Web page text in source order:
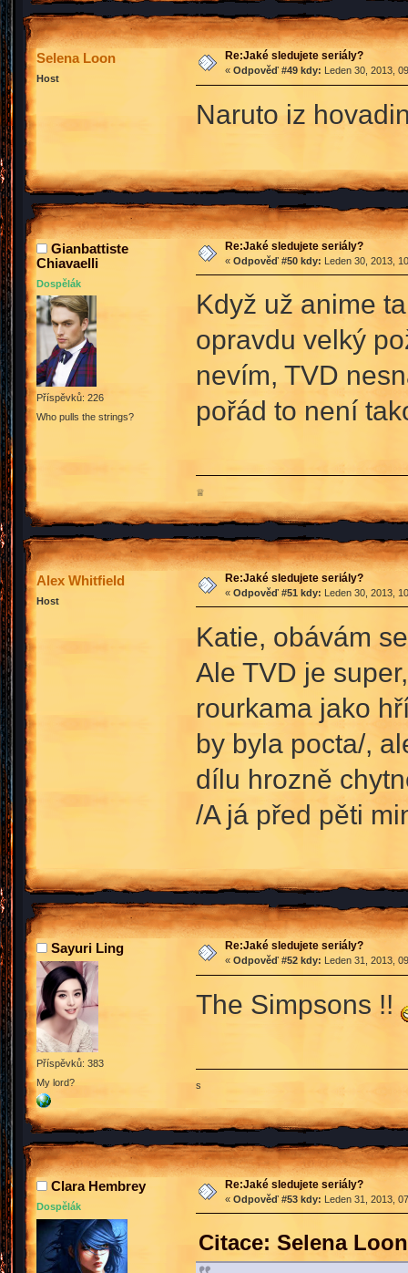
Selena Loon
Host
Re:Jaké sledujete seriály?
« Odpověď #49 kdy: Leden 30, 2013,
Naruto iz
Gianbattiste
Chiavaelli
Dospělák
Příspěvků: 226
Who pulls the strings?
Re:Jaké sledujete seriály?
« Odpověď #50 kdy: Leden 30, 2013,
Když už anime
opravdu velký
nevím, TVD
pořád to není
♕
Alex Whitfield
Host
Re:Jaké sledujete seriály?
« Odpověď #51 kdy: Leden 30, 2013,
Katie, obávám
Ale TVD je
rourkama jako
by byla pocta/,
dílu hrozně
/A já před pěti
Sayuri Ling
Příspěvků: 383
My lord?
Re:Jaké sledujete seriály?
« Odpověď #52 kdy: Leden 31, 2013,
The Simpsons !!
s
Clara Hembrey
Dospělák
Re:Jaké sledujete seriály?
« Odpověď #53 kdy: Leden 31, 2013,
Citace: Selena